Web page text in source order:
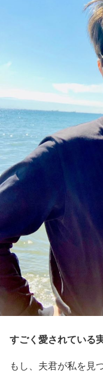
すごく愛されている
もし、夫君が私を見